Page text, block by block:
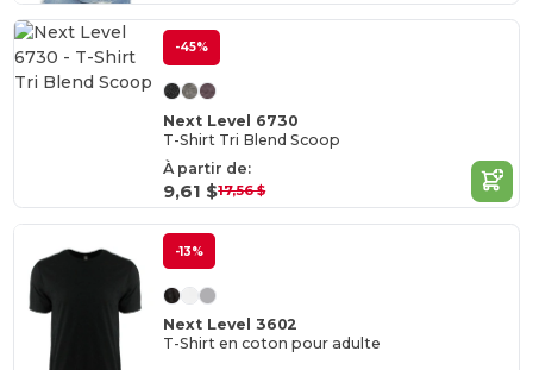
-45%
Next Level 6730
T-Shirt Tri Blend Scoop
À partir de:
9,61 $17,56 $
-13%
Next Level 3602
T-Shirt en coton pour adulte